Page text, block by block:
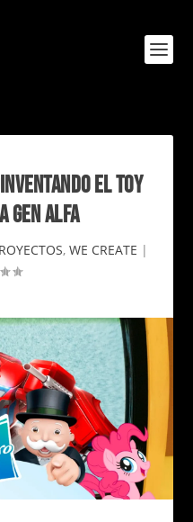
EL TOY
GEN ALFA
, WE CREATE |